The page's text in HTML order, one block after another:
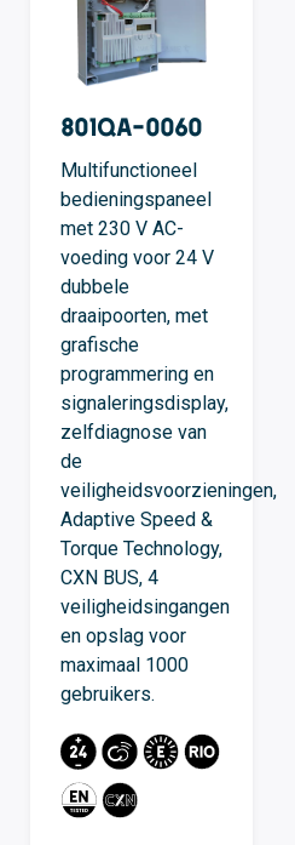
801QA-0060
Multifunctioneel
bedieningspaneel
met 230 V AC-
voeding voor 24 V
dubbele
draaipoorten, met
grafische
programmering en
signaleringsdisplay,
zelfdiagnose van
de
veiligheidsvoorzieningen,
Adaptive Speed ​​&
Torque Technology,
CXN BUS, 4
veiligheidsingangen
en opslag voor
maximaal 1000
gebruikers.